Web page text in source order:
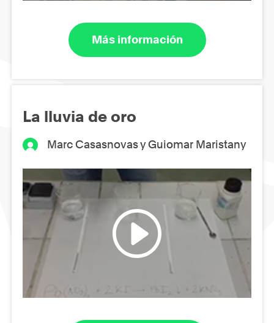
Más información
La lluvia de oro
Marc Casasnovas y Guiomar Maristany